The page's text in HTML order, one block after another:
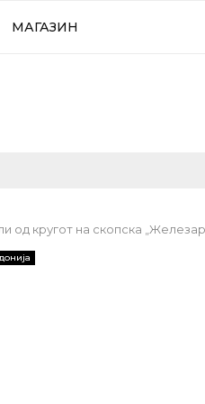
МАГАЗИН
од кругот на скопска